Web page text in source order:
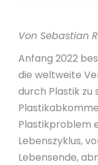
Von Sebastian
Anfang 2022
die weltweite
durch Plastik zu
Plastikproblem
Lebenszyklus,
Lebensende,